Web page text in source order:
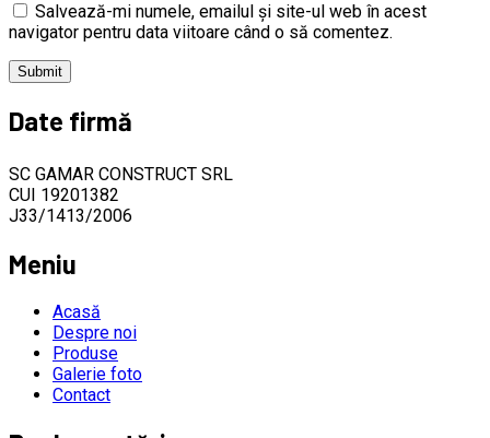
Salvează-mi numele, emailul și site-ul web în acest
navigator pentru data viitoare când o să comentez.
Date firmă
SC GAMAR CONSTRUCT SRL
CUI 19201382
J33/1413/2006
Meniu
Acasă
Despre noi
Produse
Galerie foto
Contact